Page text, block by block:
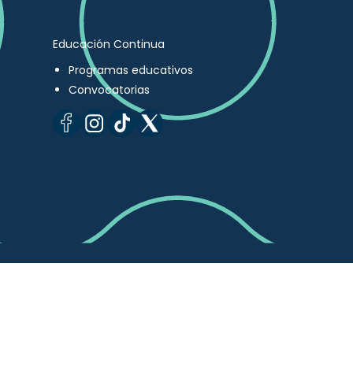
Educación Continua
Programas educativos
Convocatorias